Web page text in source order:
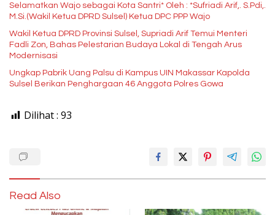
Selamatkan Wajo sebagai Kota Santri* Oleh : *Sufriadi Arif,. S.Pdi,.
M.Si.(Wakil Ketua DPRD Sulsel) Ketua DPC PPP Wajo
Wakil Ketua DPRD Provinsi Sulsel, Supriadi Arif Temui Menteri
Fadli Zon, Bahas Pelestarian Budaya Lokal di Tengah Arus
Modernisasi
Ungkap Pabrik Uang Palsu di Kampus UIN Makassar Kapolda
Sulsel Berikan Penghargaan 46 Anggota Polres Gowa
Dilihat : 93
Read Also